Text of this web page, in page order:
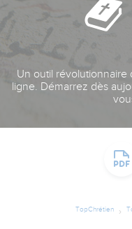
Un outil
ligne. Démarrez dès
TopChrétien